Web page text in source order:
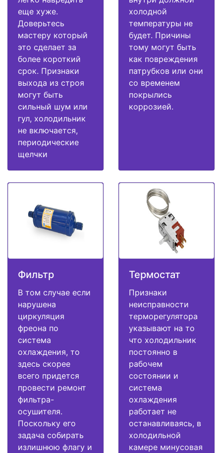
еще хуже.
Доверьтесь
мастеру который
это сделает за
более короткий
срок. Признаки
выхода из строя
могут быть
сильный шум или
гул, холодильник
не включается,
периодические
щелчки
холодной
температуры не
будет. Причины
тому могут быть
как повреждения
патрубков или они
со временем
покрылись
коррозией.
Фильтр
В том случае если
нарушена
циркуляция
фреона по
система
охлаждения, то
здесь скорее
всего придется
провести ремонт
фильтра-
осушителя.
Поскольку его
задача собирать
излишнюю флагу и
Термостат
Признаки
неисправности
терморегулятора
указывают на то
что холодильник
постоянно в
рабочем
состоянии и
система
охлаждения
работает не
останавливаясь, в
холодильной
камере минусовая